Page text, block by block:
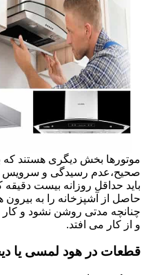
موتورها بخش دیگری هستند که
صحیح،عدم رسیدگی و سرویس
باید حداقل روزانه بیست دقیقه
حاصل از آشپزخانه را به بیرون
چنانچه مدتی روشن نشود و
و از کار می افتد.
قطعات در هود لمسی یا